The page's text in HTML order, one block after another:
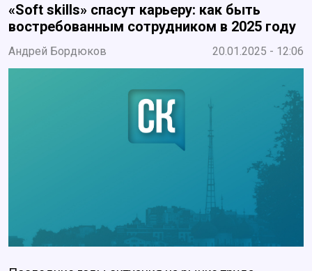
«Soft skills» спасут карьеру: как быть
востребованным сотрудником в 2025 году
Андрей Бордюков 20.01.2025 - 12:06